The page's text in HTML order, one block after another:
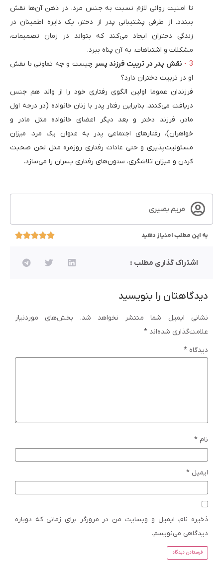
تا امنیت روانی لازم نسبت به جنس مرد، در ذهن آن‌ها نقش
ببندد. از طرفی پشتیبانی پدر از دختر، یک دایره اطمینان در
زندگی دختران ایجاد می‌کند که بتواند در زمان تصمیمات،
مشکلات و اشتباهات، به آن پناه ببرد.
نقش پدر در تربیت فرزند پسر چیست و چه تفاوتی با نقش
او در تربیت دختران دارد؟
فرزندان عموما اولین الگوی رفتاری خود را از والد هم جنس
دریافت می‌کنند. بنابراین رفتار پدر با زنان خانواده (در درجه اول
مادر، فرزند دختر و بعد دیگر اعضای خانواده مثل مادر و
خواهران)، رفتارهای اجتماعی پدر به عنوان یک مرد، میزان
مسئولیت‌پذیری و حتی عادات رفتاری روزمره مثل لحن صحبت
کردن و میزان تلاشگری، ستون‌های رفتاری پسران را می‌سازد.
مریم بصیری
به این مطلب امتیاز دهید
اشتراک گذاری مطلب :
دیدگاهتان را بنویسید
نشانی ایمیل شما منتشر نخواهد شد.
بخش‌های موردنیاز
علامت‌گذاری شده‌اند *
دیدگاه *
نام *
ایمیل *
ذخیره نام، ایمیل و وبسایت من در مرورگر برای زمانی که دوباره
دیدگاهی می‌نویسم.